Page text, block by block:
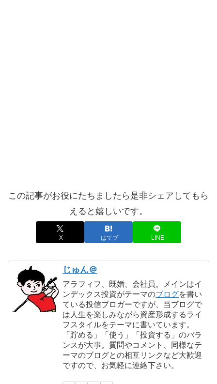
この記事がお役にたちましたら是非シェアしてもら
えると嬉しいです。
X はてブ LINE
じゅん＠
アラフィフ、既婚、会社員。メインはイ
ンデックス投資がテーマのブログを書い
ている投信ブロガーですが、当ブログで
は人生を楽しみながら資産形成するライ
フスタイルをテーマに書いています。
「貯める」「使う」「投資する」のバラ
ンスが大事。質問やコメント、同様なテ
ーマのブログとの相互リンクなど大歓迎
ですので、お気軽に連絡下さい。